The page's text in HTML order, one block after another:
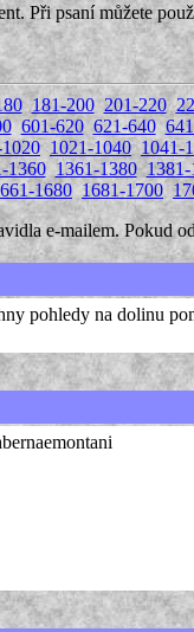
Při psaní můžete
181-200 201-220
601-620 621-640
1021-1040 1041-
1360 1361-1380 1381-
1680 1681-1700
e-mailem. Pokud
pohledy na dolinu